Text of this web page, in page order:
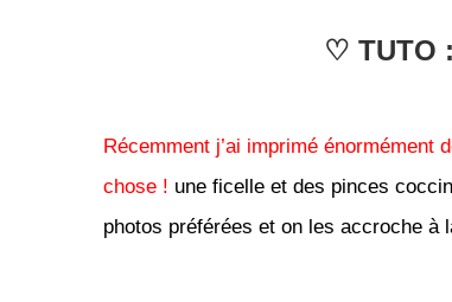
♡ TUTO
Récemment j’ai imprimé énormément
chose ! une ficelle et des pinces
photos préférées et on les accroche